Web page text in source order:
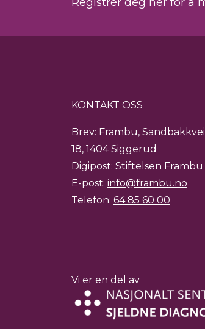
KONTAKT OSS
Brev: Frambu,
18, 1404 Siggerud
Digipost: Stiftelsen Frambu
E-post: info@frambu.no
Telefon: 64 85 60 00
Vi er en del av